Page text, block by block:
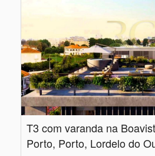
T3 com varanda na
Porto, Porto, Lordelo do